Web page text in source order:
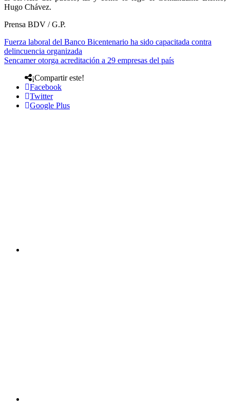
Hugo Chávez.
Prensa BDV / G.P.
Fuerza laboral del Banco Bicentenario ha sido capacitada contra
delincuencia organizada
Sencamer otorga acreditación a 29 empresas del país
¡Compartir este!
Facebook
Twitter
Google Plus